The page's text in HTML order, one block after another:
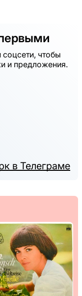
чтобы
и предложения.
в Телеграме